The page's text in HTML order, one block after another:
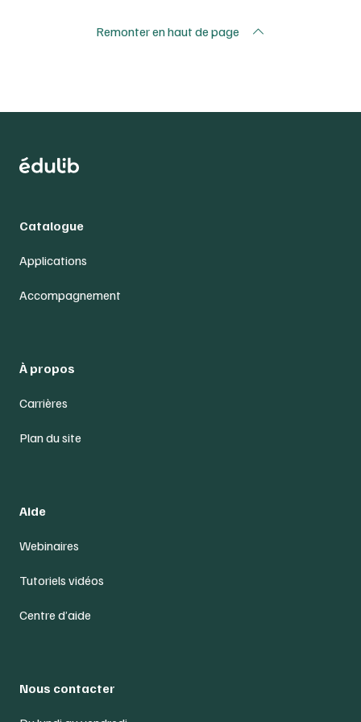
Remonter en haut de page
Catalogue
Applications
Accompagnement
À propos
Carrières
Plan du site
Aide
Webinaires
Tutoriels vidéos
Centre d’aide
Nous contacter